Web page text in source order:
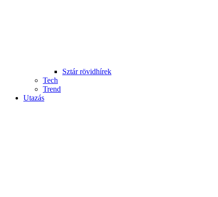
Sztár rövidhírek
Tech
Trend
Utazás